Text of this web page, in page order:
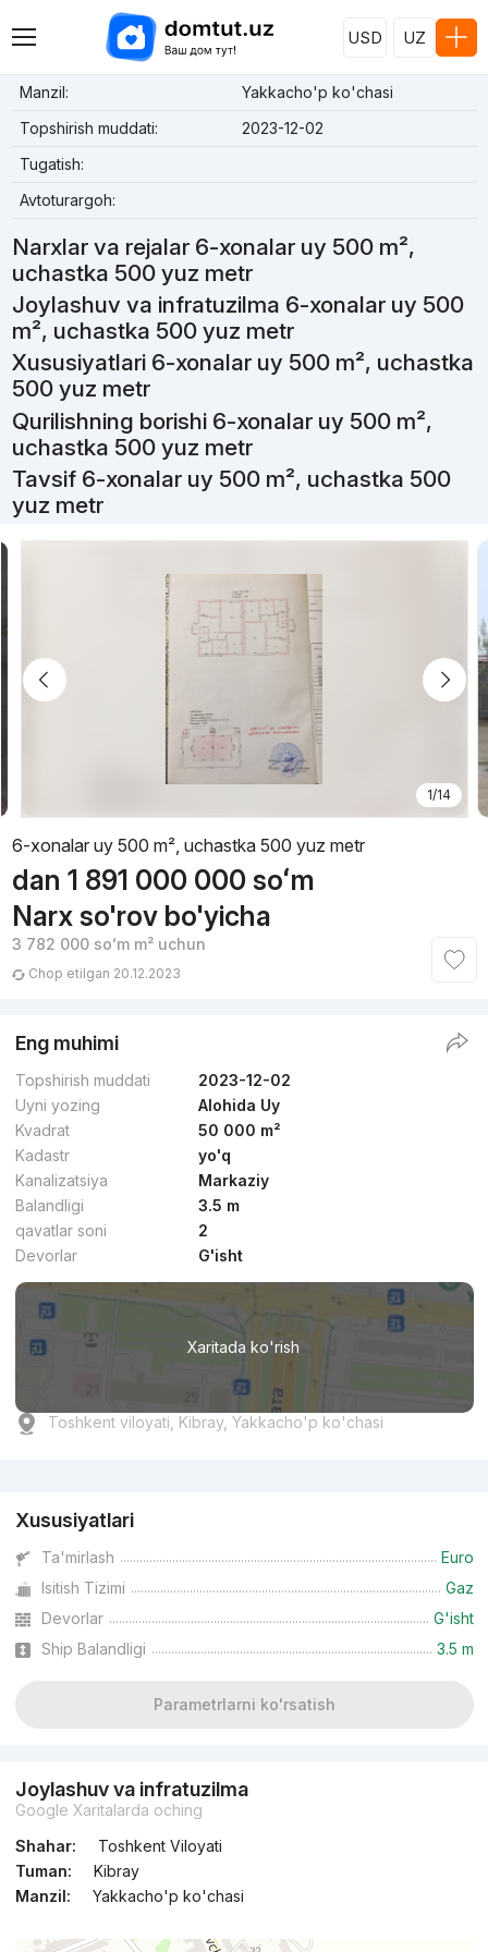
USD UZ
Manzil:
Yakkacho'p ko'chasi
Topshirish muddati:
2023-12-02
Tugatish:
Avtoturargoh:
Narxlar va rejalar 6-xonalar uy 500 m²,
uchastka 500 yuz metr
Joylashuv va infratuzilma 6-xonalar uy 500
m², uchastka 500 yuz metr
Xususiyatlari 6-xonalar uy 500 m², uchastka
500 yuz metr
Qurilishning borishi 6-xonalar uy 500 m²,
uchastka 500 yuz metr
Tavsif 6-xonalar uy 500 m², uchastka 500
yuz metr
1/14
6-xonalar uy 500 m², uchastka 500 yuz metr
dan 1 891 000 000 soʻm
Narx so'rov bo'yicha
3 782 000 soʻmm² uchun
Chop etilgan 20.12.2023
Eng muhimi
Topshirish muddati
2023-12-02
Uyni yozing
Alohida Uy
Kvadrat
50 000 m²
Kadastr
yo'q
Kanalizatsiya
Markaziy
Balandligi
3.5 m
qavatlar soni
2
Devorlar
G'isht
Xaritada ko'rish
Toshkent viloyati, Kibray, Yakkacho'p ko'chasi
Xususiyatlari
Ta'mirlash
Euro
Isitish Tizimi
Gaz
Devorlar
G'isht
Ship Balandligi
3.5 m
Parametrlarni ko'rsatish
Joylashuv va infratuzilma
Google Xaritalarda oching
Shahar:
Toshkent Viloyati
Tuman:
Kibray
Manzil:
Yakkacho'p ko'chasi